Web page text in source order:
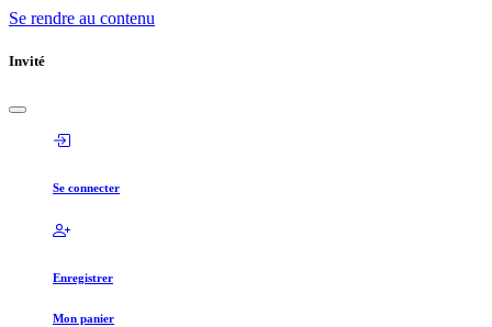
Se rendre au contenu
Invité
Se connecter
Enregistrer
Mon panier